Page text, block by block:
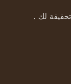
تحقيقة لك .